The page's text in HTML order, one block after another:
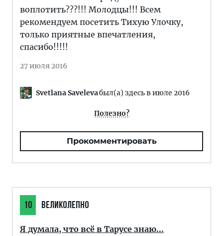
воплотить???!!! Молодцы!!! Всем
рекомендуем посетить Тихую Улочку,
только приятные впечатления,
спасибо!!!!!
27 июля 2016
Svetlana Savelevaбыл(а) здесь в июле 2016
Полезно?
Прокомментировать
10 ВЕЛИКОЛЕПНО
Я думала, что всё в Тарусе знаю...